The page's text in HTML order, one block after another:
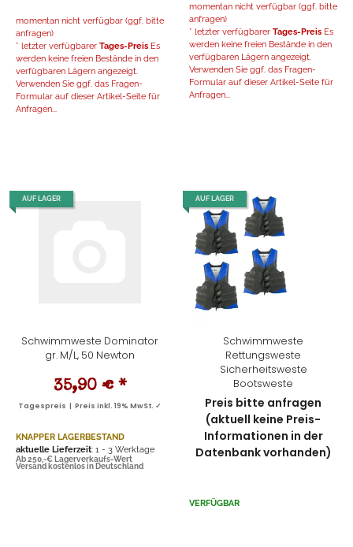
momentan nicht verfügbar (ggf. bitte
anfragen)
* letzter verfügbarer Tages-Preis Es
werden keine freien Bestände in den
verfügbaren Lägern angezeigt.
Verwenden Sie ggf. das Fragen-
Formular auf dieser Artikel-Seite für
Anfragen...
momentan nicht verfügbar (ggf. bitte
anfragen)
* letzter verfügbarer Tages-Preis Es
werden keine freien Bestände in den
verfügbaren Lägern angezeigt.
Verwenden Sie ggf. das Fragen-
Formular auf dieser Artikel-Seite für
Anfragen...
AUF LAGER
Schwimmweste Dominator
gr. M/L, 50 Newton
35,90 € *
Tagespreis | Preis inkl. 19% MwSt. ✓
KNAPPER LAGERBESTAND
aktuelle Lieferzeit: 1 - 3 Werktage
Ab 250,-€ Lagerverkaufs-Wert
Versand kostenlos in Deutschland
AUF LAGER
Schwimmweste
Rettungsweste
Sicherheitsweste
Bootsweste
Preis bitte anfragen
(aktuell keine Preis-
Informationen in der
Datenbank vorhanden)
VERFÜGBAR